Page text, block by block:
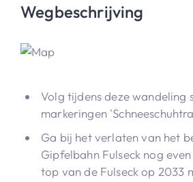
Wegbeschrijving
Volg tijdens deze wandeling
markeringen
Ga bij het verlaten van het
Gipfelbahn Fulseck nog
top van de Fulseck op 2033